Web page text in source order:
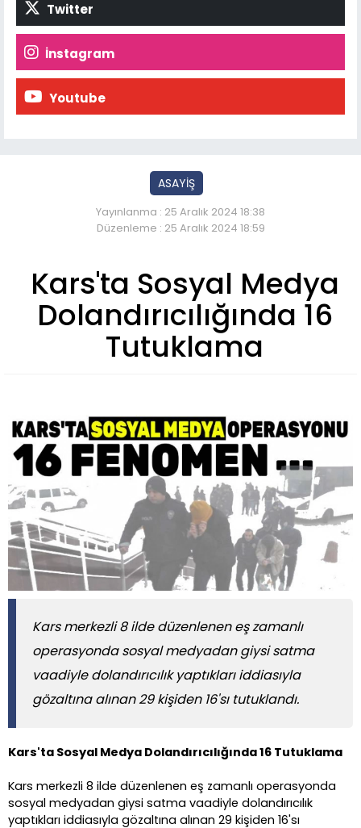
Twitter
İnstagram
Youtube
ASAYİŞ
Yayınlanma : 25 Aralık 2024 18:38
Düzenleme : 25 Aralık 2024 18:59
Kars'ta Sosyal Medya
Dolandırıcılığında 16
Tutuklama
Kars merkezli 8 ilde düzenlenen eş zamanlı
operasyonda sosyal medyadan giysi satma
vaadiyle dolandırıcılık yaptıkları iddiasıyla
gözaltına alınan 29 kişiden 16'sı tutuklandı.
Kars'ta Sosyal Medya Dolandırıcılığında 16 Tutuklama
Kars merkezli 8 ilde düzenlenen eş zamanlı operasyonda
sosyal medyadan giysi satma vaadiyle dolandırıcılık
yaptıkları iddiasıyla gözaltına alınan 29 kişiden 16'sı